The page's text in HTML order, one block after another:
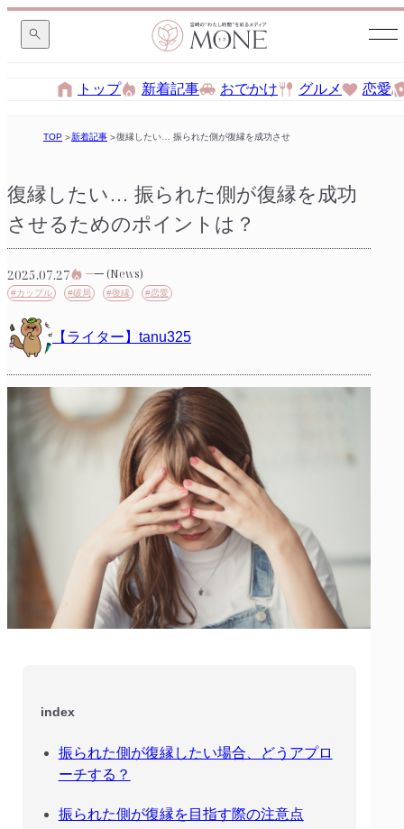
トップ 新着記事 おでかけ グルメ 恋愛
TOP 新着記事 復縁したい… 振られた側が復縁を成功させるためのポイントは？
復縁したい… 振られた側が復縁を成功
させるためのポイントは？
2025.07.27 (News)
#カップル #破局 #復縁 #恋愛
【ライター】tanu325
index
振られた側が復縁したい場合、どうアプロ
ーチする？
振られた側が復縁を目指す際の注意点